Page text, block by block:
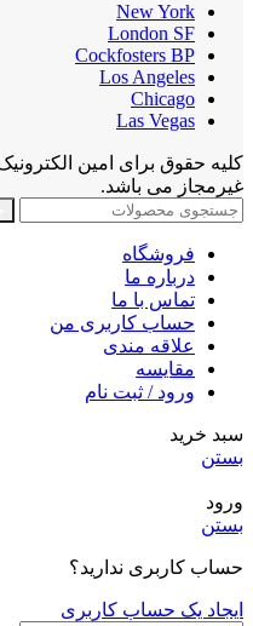
New York
London SF
Cockfosters BP
Los Angeles
Chicago
Las Vegas
کلیه حقوق برای امین
غیرمجاز می باشد.
فروشگاه
درباره ما
تماس با ما
حساب کاربری من
علاقه مندی
مقايسه
ورود / ثبت نام
سبد خرید
بستن
ورود
بستن
حساب کاربری ندارید؟
ایجاد یک حساب کاربری